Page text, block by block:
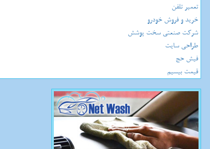
تعمیر تلفن
خرید و فروش خودرو
شرکت صنعتی سخت پوشش
طراحی سایت
فیش حج
قیمت بیسیم